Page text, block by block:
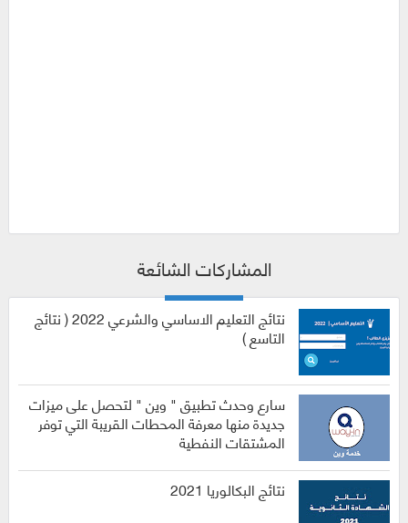
المشاركات الشائعة
نتائج التعليم الاساسي والشرعي 2022 ( نتائج
التاسع )
سارع وحدث تطبيق " وين " لتحصل على ميزات
جديدة منها معرفة المحطات القريبة التي توفر
المشتقات النفطية
نتائج البكالوريا 2021